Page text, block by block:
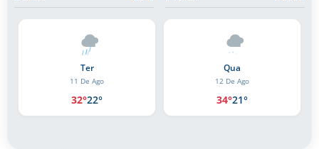
11 De Ago
22°
Qua
12 De Ago
21°